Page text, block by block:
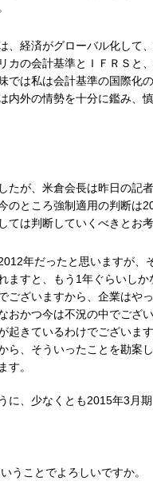
、経済がグローバル化して
カの会計基準とＩＦＲＳと
では私は会計基準の国際化
内外の情勢を十分に鑑み、
たが、米倉会長は昨日の記
のところ強制適用の判断は
ては判断していくべきとお考
年だったと思いますが
ますと、もう1年ぐらいし
ございますから、企業はや
おかつ今は不況の中でござ
起きているわけでございま
ら、そういったことを勘案
す。
に、少なくとも2015年3月
うことでよろしいですか。